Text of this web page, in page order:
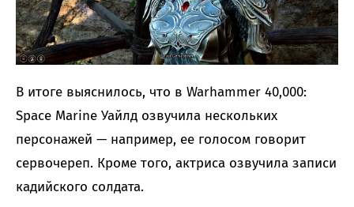
В итоге выяснилось, что в Warhammer 40,000:
Space Marine Уайлд озвучила нескольких
персонажей — например, ее голосом говорит
сервочереп. Кроме того, актриса озвучила записи
кадийского солдата.